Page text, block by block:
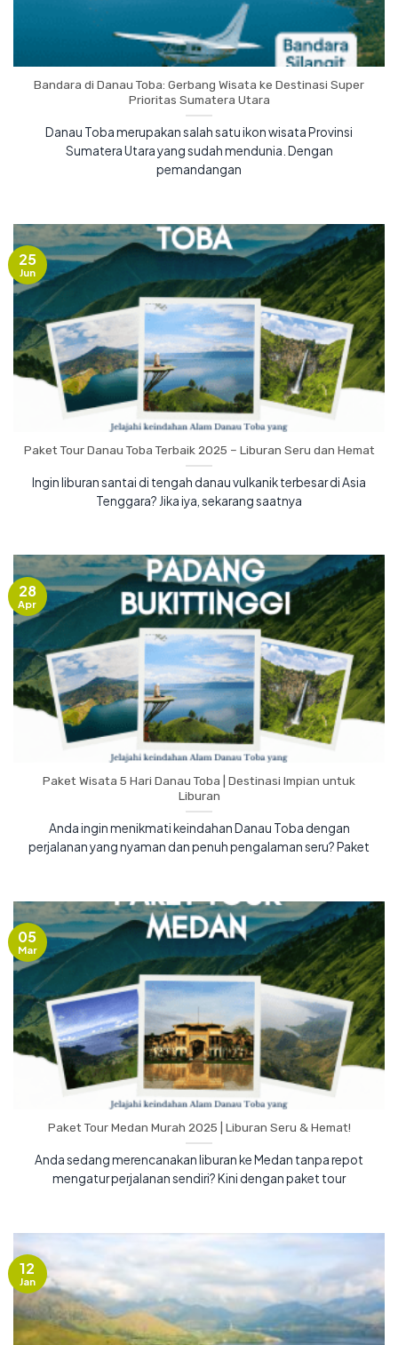
Bandara di Danau Toba: Gerbang Wisata ke Destinasi Super
Prioritas Sumatera Utara
Danau Toba merupakan salah satu ikon wisata Provinsi
Sumatera Utara yang sudah mendunia. Dengan
pemandangan
Paket Tour Danau Toba Terbaik 2025 – Liburan Seru dan Hemat
Ingin liburan santai di tengah danau vulkanik terbesar di Asia
Tenggara? Jika iya, sekarang saatnya
25
Jun
Paket Wisata 5 Hari Danau Toba | Destinasi Impian untuk
Liburan
Anda ingin menikmati keindahan Danau Toba dengan
perjalanan yang nyaman dan penuh pengalaman seru? Paket
28
Apr
Paket Tour Medan Murah 2025 | Liburan Seru & Hemat!
Anda sedang merencanakan liburan ke Medan tanpa repot
mengatur perjalanan sendiri? Kini dengan paket tour
05
Mar
12
Jan